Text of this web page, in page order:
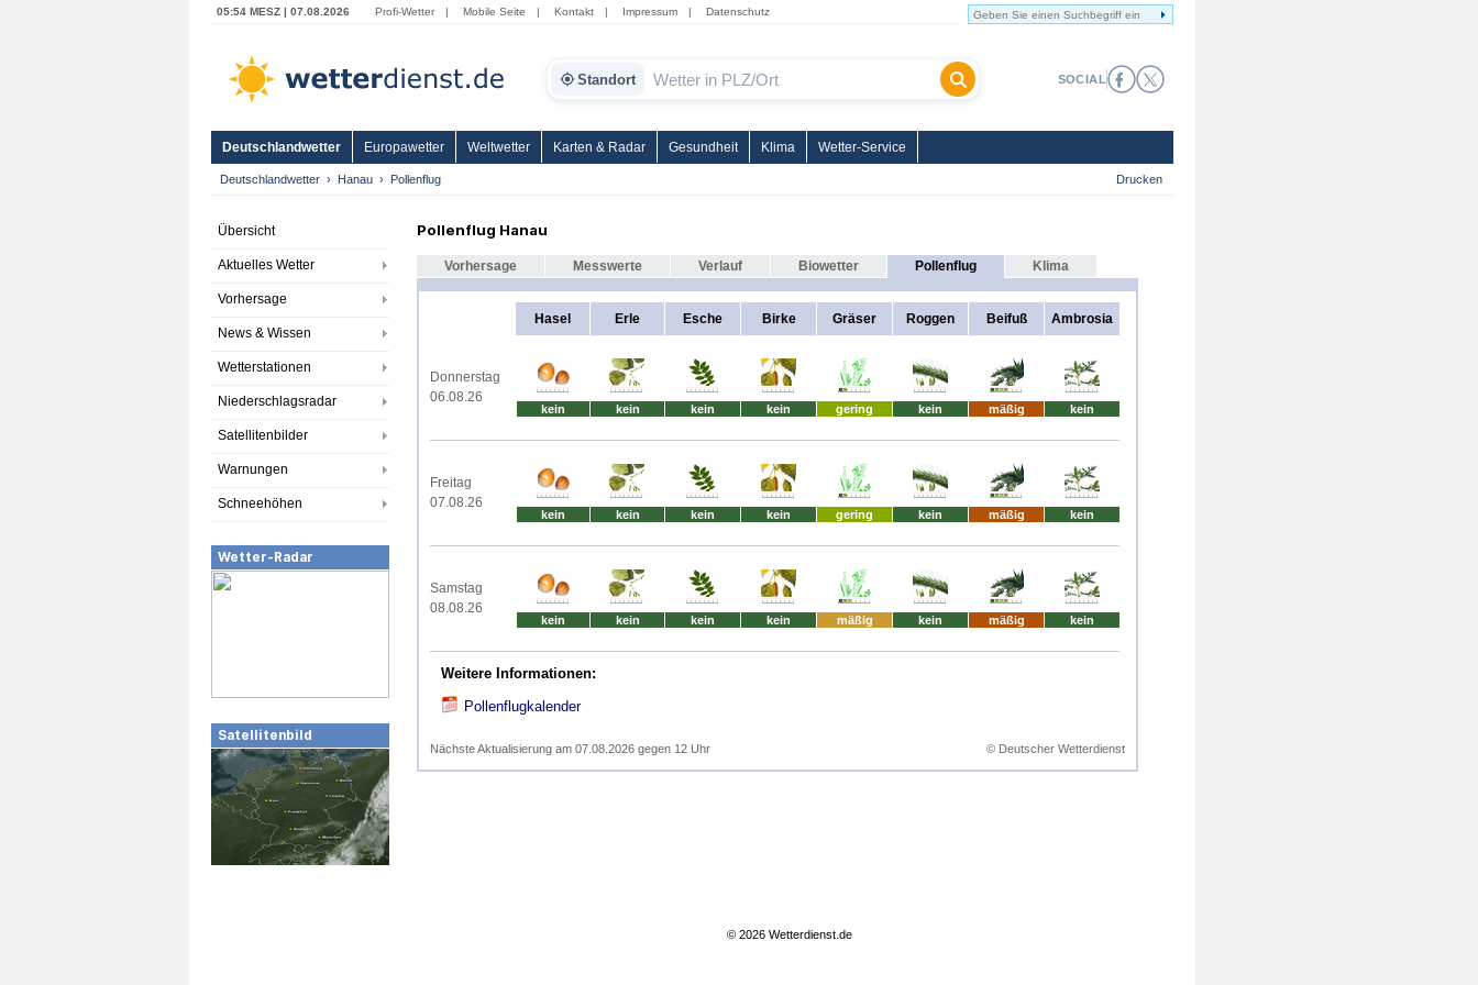
05:54 MESZ | 07.08.2026 Profi-Wetter | Mobile Seite | Kontakt | Impressum | Datenschutz
Standort SOCIAL
Deutschlandwetter Europawetter Weltwetter Karten & Radar Gesundheit Klima Wetter-Service
Deutschlandwetter Hanau Pollenflug Drucken
Übersicht
Aktuelles Wetter
Vorhersage
News & Wissen
Wetterstationen
Niederschlagsradar
Satellitenbilder
Warnungen
Schneehöhen
Wetter-Radar
Satellitenbild
Pollenflug Hanau
Vorhersage Messwerte Verlauf Biowetter Pollenflug Klima
Hasel Erle Esche Birke Gräser Roggen Beifuß Ambrosia
Donnerstag
06.08.26
kein kein kein kein gering kein mäßig kein
Freitag
07.08.26
kein kein kein kein gering kein mäßig kein
Samstag
08.08.26
kein kein kein kein mäßig kein mäßig kein
Weitere Informationen:
Pollenflugkalender
Nächste Aktualisierung am 07.08.2026 gegen 12 Uhr © Deutscher Wetterdienst
© 2026 Wetterdienst.de